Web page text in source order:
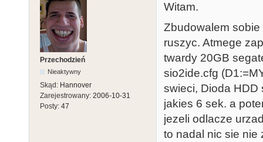
Przechodzień
Nieaktywny
Skąd: Hannover
Zarejestrowany: 2006-10-31
Posty: 47
Witam.
Zbudowalem
ruszyc. Atmege
twardy 20GB
sio2ide.cfg
swieci, Dioda HDD
jakies 6 sek. a
jezeli odlacze
to nadal nic sie nie